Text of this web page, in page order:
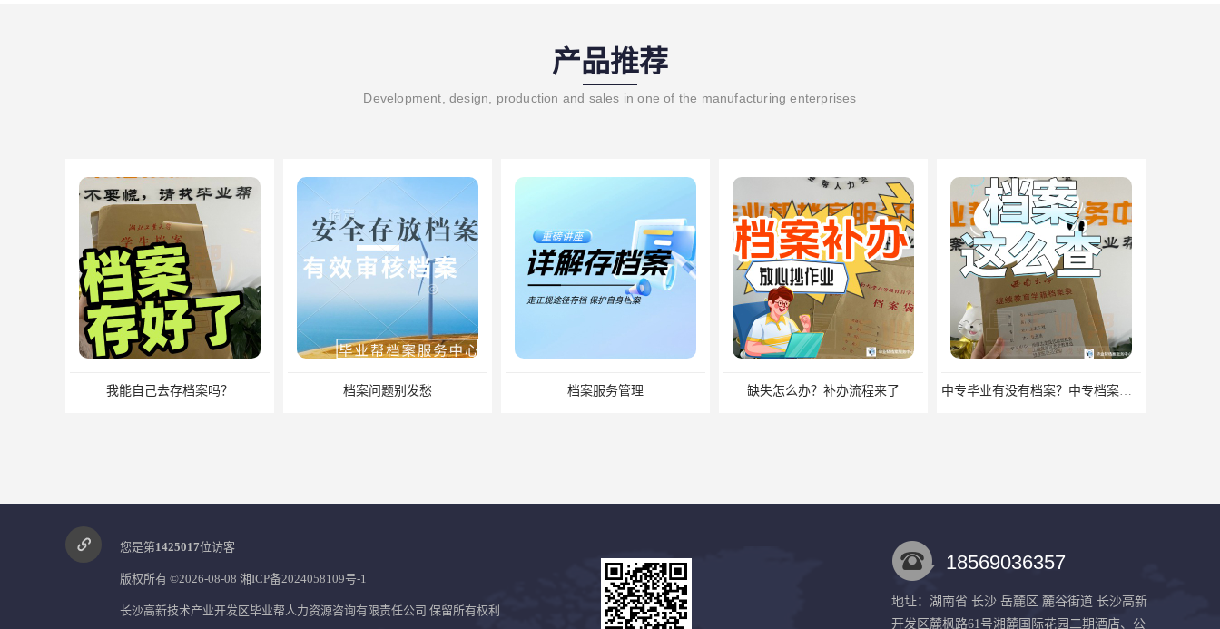
产品推荐
Development, design, production and sales in one of the manufacturing enterprises
档案问题别发愁 档案服务管理 缺失怎么办？补办流程来了 中专毕业有没有档案？中专档案应该如何管理？
您是第1425017位访客
版权所有 ©2026-08-08 湘ICP备2024058109号-1
长沙高新技术产业开发区毕业帮人力资源咨询有限责任公司 保留所有权利.
18569036357
地址：湖南省 长沙 岳麓区 麓谷街道 长沙高新
开发区麓枫路61号湘麓国际花园二期酒店、公